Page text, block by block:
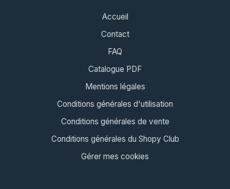
Accueil
Contact
FAQ
Catalogue PDF
Mentions légales
Conditions générales d'utilisation
Conditions générales de vente
Conditions générales du Shopy Club
Gérer mes cookies